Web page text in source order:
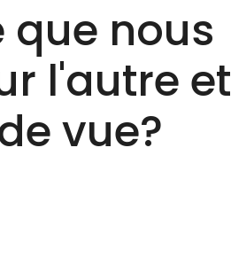
que nous
l'autre et
vue?